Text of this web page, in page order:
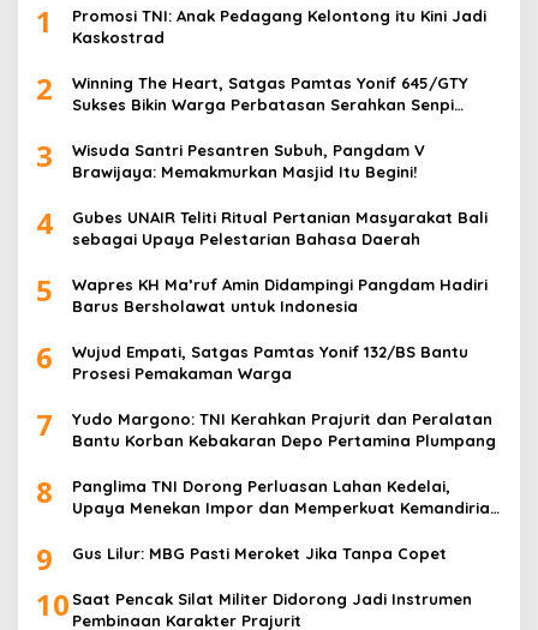
1
Promosi TNI: Anak Pedagang Kelontong itu Kini Jadi
Kaskostrad
2
Winning The Heart, Satgas Pamtas Yonif 645/GTY
Sukses Bikin Warga Perbatasan Serahkan Senpi
3
Wisuda Santri Pesantren Subuh, Pangdam V
Brawijaya: Memakmurkan Masjid Itu Begini!
4
Gubes UNAIR Teliti Ritual Pertanian Masyarakat Bali
sebagai Upaya Pelestarian Bahasa Daerah
5
Wapres KH Ma’ruf Amin Didampingi Pangdam Hadiri
Barus Bersholawat untuk Indonesia
6
Wujud Empati, Satgas Pamtas Yonif 132/BS Bantu
Prosesi Pemakaman Warga
7
Yudo Margono: TNI Kerahkan Prajurit dan Peralatan
Bantu Korban Kebakaran Depo Pertamina Plumpang
8
Panglima TNI Dorong Perluasan Lahan Kedelai,
Upaya Menekan Impor dan Memperkuat Kemandirian
9 Gus Lilur: MBG Pasti Meroket Jika Tanpa Copet
10 Saat Pencak Silat Militer Didorong Jadi Instrumen
Pembinaan Karakter Prajurit